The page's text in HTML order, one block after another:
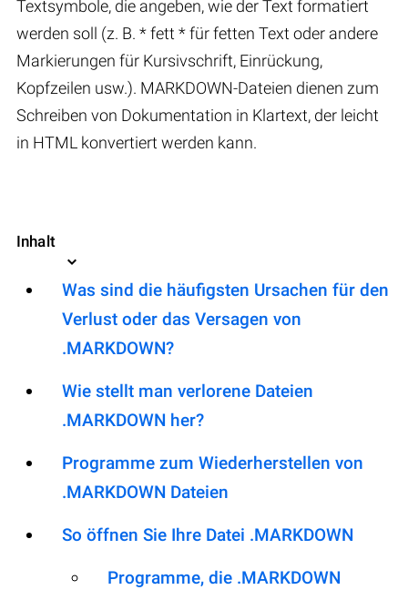
Textsymbole, die angeben, wie der Text formatiert
werden soll (z. B. * fett * für fetten Text oder andere
Markierungen für Kursivschrift, Einrückung,
Kopfzeilen usw.). MARKDOWN-Dateien dienen zum
Schreiben von Dokumentation in Klartext, der leicht
in HTML konvertiert werden kann.
Inhalt
Was sind die häufigsten Ursachen für den
Verlust oder das Versagen von
.MARKDOWN?
Wie stellt man verlorene Dateien
.MARKDOWN her?
Programme zum Wiederherstellen von
.MARKDOWN Dateien
So öffnen Sie Ihre Datei .MARKDOWN
Programme, die .MARKDOWN